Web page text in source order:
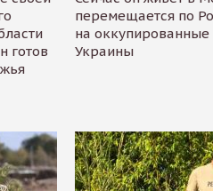
готов
перемещается по
на оккупированные
Украины